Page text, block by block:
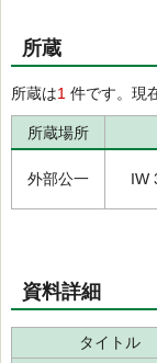
所蔵
所蔵は1 件です。現
所蔵場所
外部公一 IW
資料詳細
タイトル